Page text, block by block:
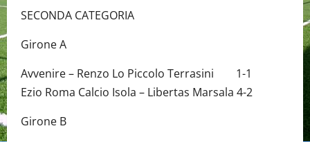
SECONDA CATEGORIA
Girone A
Avvenire – Renzo Lo Piccolo Terrasini 1-1
Ezio Roma Calcio Isola – Libertas Marsala 4-2
Girone B